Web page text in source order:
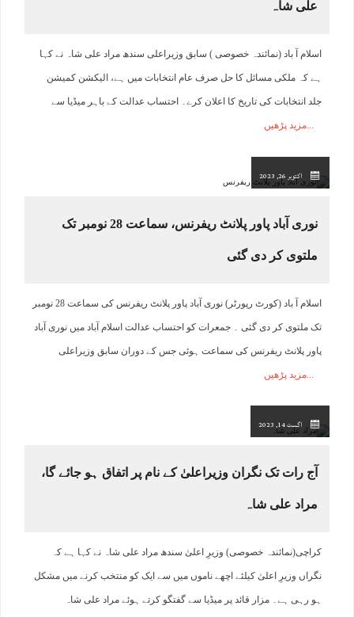
علی شاہ
اسلام آ باد (نمائندہ خصوصی ) سابق وزیراعلی سندھ مراد علی شاہ نے کہا
ہے کہ ملکی مسائل کا حل صرف عام انتخابات میں ہے، الیکشن کمیشن
جلد انتخابات کی تاریخ کا اعلان کرے۔ احتساب عدالت کے باہر میڈیا سے
مزید پڑھیں
اکتوبر 26, 2023
نوری آباد پاور پلانٹ ریفرنس، سماعت 28 نومبر تک
ملتوی کر دی گئی
اسلام آ باد (کورٹ رپورٹر) نوری آباد پاور پلانٹ ریفرنس کی سماعت 28 نومبر
تک ملتوی کر دی گئی ۔ جمعرات کو احتساب عدالت اسلام آباد میں نوری آباد
پاور پلانٹ ریفرنس کی سماعت ہوئی جس کے دوران سابق وزیراعلی
مزید پڑھیں
اگست 14, 2023
آج رات تک نگران وزیراعلیٰ کے نام پر اتفاق ہو جائے گا،
مراد علی شاہ
کراچی(نمائندہ خصوصی) وزیرِ اعلیٰ سندھ مراد علی شاہ نے کہا ہے کہ
نگراں وزیرِ اعلیٰ کیلئے اچھے ناموں میں سے ایک کو منتخب کرنے میں مشکل
ہو رہی ہے۔ مزار قائد پر میڈیا سے گفتگو کرتے ہوئے مراد علی شاہ